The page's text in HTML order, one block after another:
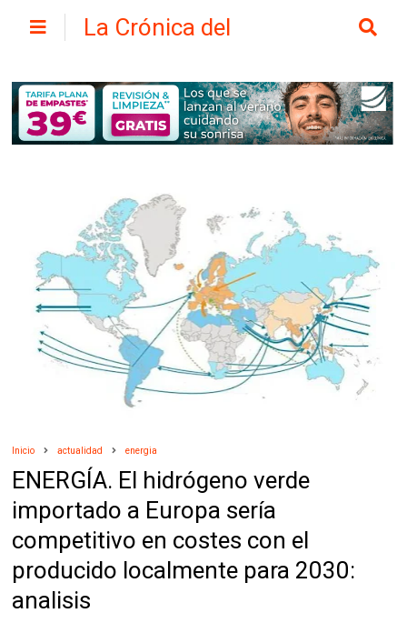
La Crónica del
Inicio actualidad energia
ENERGÍA. El hidrógeno verde
importado a Europa sería
competitivo en costes con el
producido localmente para 2030:
analisis